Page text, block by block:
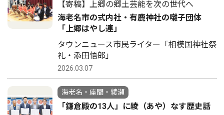
【寄稿】上郷の郷土芸能を次の世代へ
海老名市の式内社・有鹿神社の囃子団体
「上郷はやし連」
タウンニュース市民ライター「相模国神社祭
礼・添田悟郎」
2026.03.07
海老名・座間・綾瀬
「鎌倉殿の13人」に綾（あや）なす歴史話